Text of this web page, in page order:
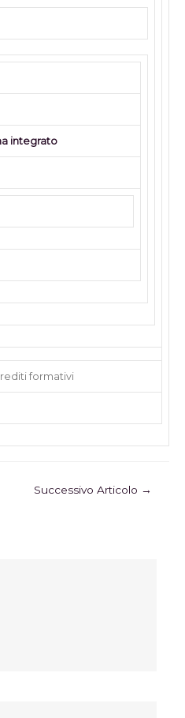
integrato
formativi
Successivo Articolo →